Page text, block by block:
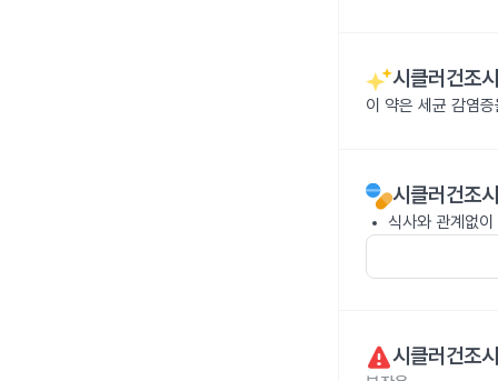
시클러건
이 약은 세균 감염
시클러건
식사와 관계없
시클러건